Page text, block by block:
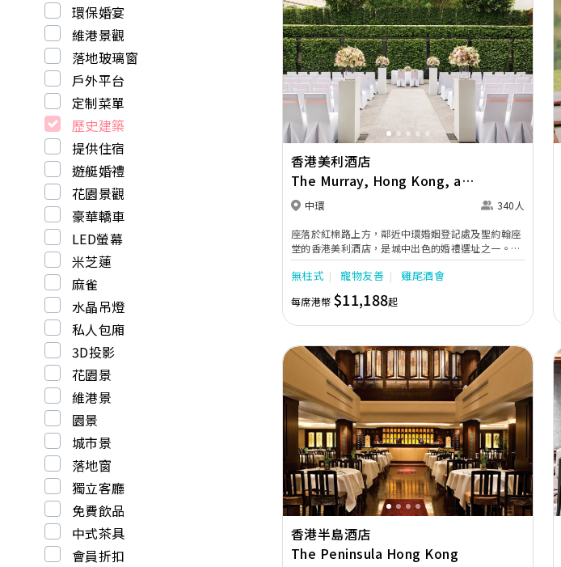
環保婚宴
維港景觀
落地玻璃窗
戶外平台
定制菜單
歷史建築
提供住宿
遊艇婚禮
花園景觀
豪華轎車
LED螢幕
米芝蓮
麻雀
水晶吊燈
私人包廂
3D投影
花園景
維港景
園景
城市景
落地窗
獨立客廳
免費飲品
中式茶具
會員折扣
Previous Next
香港美利酒店
The Murray, Hong Kong, a
Niccolo Hotel
中環 340人
座落於紅棉路上方，鄰近中環婚姻登記處及聖約翰座
堂的香港美利酒店，是城中出色的婚禮選址之一。酒
店的宴會場地各具特色，從低調奢華的Niccolo
Room到莊嚴巍峨的拱廊(The Arches)，再到被青蔥
園景包圍的Cotton Tree Terrace，讓新人在時尚優雅
的氛圍中，締造永誌難忘的動人回憶。
無柱式 寵物友善 雞尾酒會
每席港幣 $11,188起
Previous Next
香港半島酒店
The Peninsula Hong Kong